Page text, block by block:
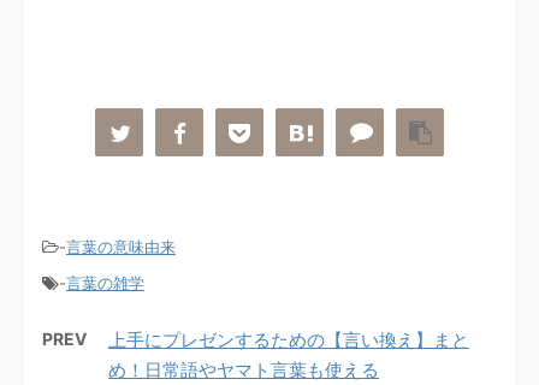
-言葉の意味由来
-言葉の雑学
PREV
上手にプレゼンするための【言い換え】まと
め！日常語やヤマト言葉も使える